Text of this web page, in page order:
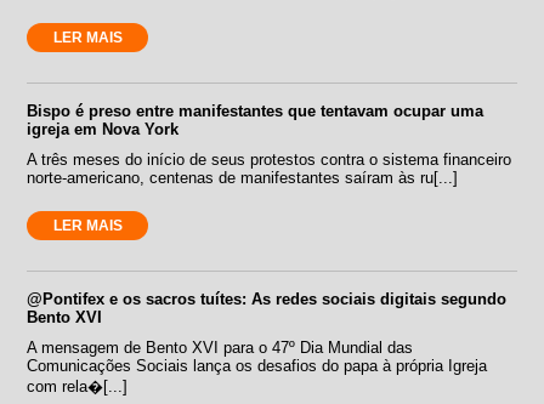
LER MAIS
Bispo é preso entre manifestantes que tentavam ocupar uma
igreja em Nova York
A três meses do início de seus protestos contra o sistema financeiro
norte-americano, centenas de manifestantes saíram às ru[...]
LER MAIS
@Pontifex e os sacros tuítes: As redes sociais digitais segundo
Bento XVI
A mensagem de Bento XVI para o 47º Dia Mundial das
Comunicações Sociais lança os desafios do papa à própria Igreja
com rela�[...]